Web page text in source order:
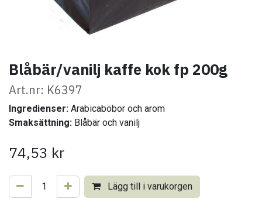
Blåbär/vanilj kaffe kok fp 200g
Art.nr: K6397
Ingredienser: Arabicaböbor och arom
Smaksättning: Blåbär och vanilj
74,53 kr
Lägg till i varukorgen